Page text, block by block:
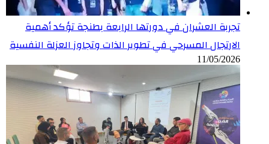
تجربة العشران في دورتها الرابعة بطنجة تؤكد أهمية
الارتجال المسرحي في تطوير الذات وتجاوز العزلة النفسية
11/05/2026